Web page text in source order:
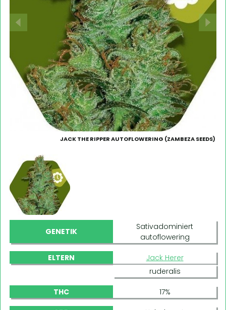
JACK THE RIPPER AUTOFLOWERING (ZAMBEZA SEEDS)
GENETIK
Sativadominiert
autoflowering
ELTERN
Jack Herer
ruderalis
THC 17%